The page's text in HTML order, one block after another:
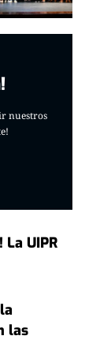
nuestros
UIPR
las